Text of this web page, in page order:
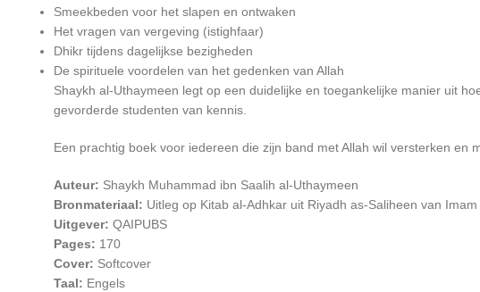
Smeekbeden voor het slapen en ontwaken
Het vragen van vergeving (istighfaar)
Dhikr tijdens dagelijkse bezigheden
De spirituele voordelen van het gedenken van Allah
Shaykh al-Uthaymeen legt op een duidelijke en toegankelijke manier uit
gevorderde studenten van kennis.
Een prachtig boek voor iedereen die zijn band met Allah wil versterken
Auteur: Shaykh Muhammad ibn Saalih al-Uthaymeen
Bronmateriaal: Uitleg op Kitab al-Adhkar uit Riyadh as-Saliheen van
Uitgever: QAIPUBS
Pages: 170
Cover: Softcover
Taal: Engels